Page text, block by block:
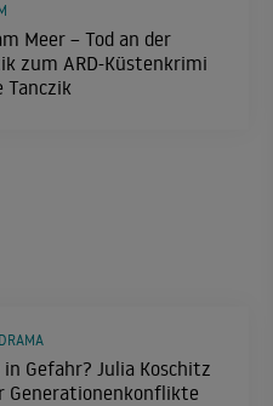
Meer – Tod an der
zum ARD-Küstenkrimi
Tanczik
Gefahr? Julia Koschitz
Generationenkonflikte